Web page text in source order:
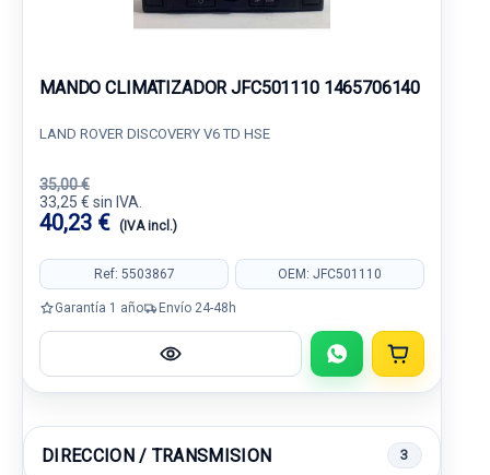
MANDO CLIMATIZADOR JFC501110 1465706140
LAND ROVER DISCOVERY V6 TD HSE
35,00 €
33,25 € sin IVA.
40,23 € (IVA incl.)
Ref: 5503867 OEM: JFC501110
Garantía 1 año Envío 24-48h
DIRECCION / TRANSMISION 3